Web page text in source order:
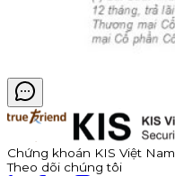
Chứng khoán KIS Việt Nam
Theo dõi chúng tôi